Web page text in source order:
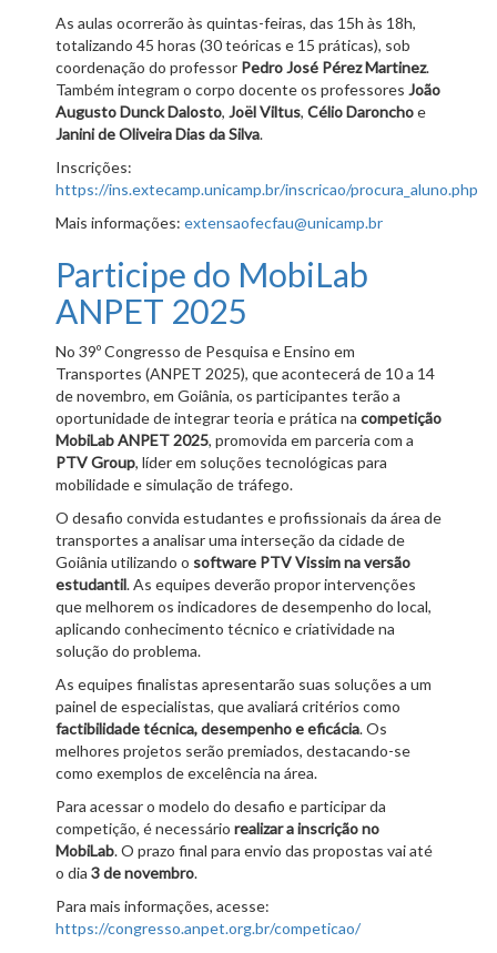
As aulas ocorrerão às quintas-feiras, das 15h às 18h,
totalizando 45 horas (30 teóricas e 15 práticas), sob
coordenação do professor Pedro José Pérez Martinez.
Também integram o corpo docente os professores João
Augusto Dunck Dalosto, Joël Viltus, Célio Daronchoe
Janini de Oliveira Dias da Silva.
Inscrições:
https://ins.extecamp.unicamp.br/inscricao/procura_aluno.php
Mais informações: extensaofecfau@unicamp.br
Participe do MobiLab
ANPET 2025
No 39º Congresso de Pesquisa e Ensino em
Transportes (ANPET 2025), que acontecerá de 10 a 14
de novembro, em Goiânia, os participantes terão a
oportunidade de integrar teoria e prática na competição
MobiLab ANPET 2025, promovida em parceria com a
PTV Group, líder em soluções tecnológicas para
mobilidade e simulação de tráfego.
O desafio convida estudantes e profissionais da área de
transportes a analisar uma interseção da cidade de
Goiânia utilizando o software PTV Vissim na versão
estudantil. As equipes deverão propor intervenções
que melhorem os indicadores de desempenho do local,
aplicando conhecimento técnico e criatividade na
solução do problema.
As equipes finalistas apresentarão suas soluções a um
painel de especialistas, que avaliará critérios como
factibilidade técnica, desempenho e eficácia. Os
melhores projetos serão premiados, destacando-se
como exemplos de excelência na área.
Para acessar o modelo do desafio e participar da
competição, é necessário realizar a inscrição no
MobiLab. O prazo final para envio das propostas vai até
o dia 3 de novembro.
Para mais informações, acesse:
https://congresso.anpet.org.br/competicao/